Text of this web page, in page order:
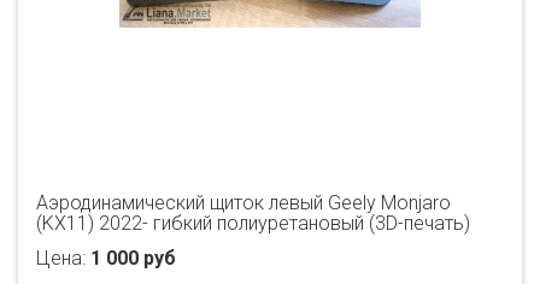
Аэродинамический щиток левый Geely Monjaro
(KX11) 2022- гибкий полиуретановый (3D-печать)
Цена: 1 000 руб